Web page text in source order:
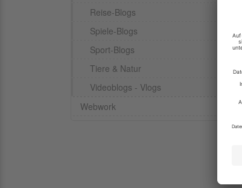
Reise-Blogs
Spiele-Blogs
Sport-Blogs
Tiere & Natur
Videoblogs - Vlogs
Webwork